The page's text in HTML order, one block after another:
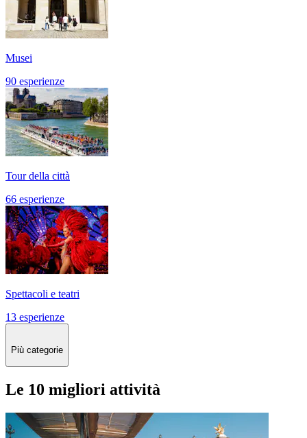
Musei
90 esperienze
Tour della città
66 esperienze
Spettacoli e teatri
13 esperienze
Più categorie
Le 10 migliori attività